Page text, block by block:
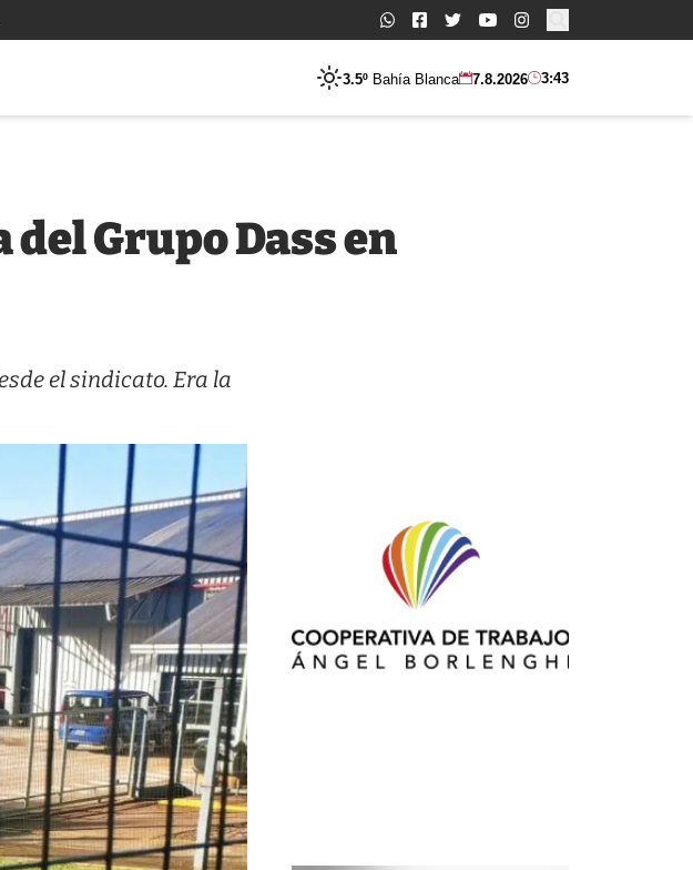
Buscar:
3.5º Bahía Blanca 7.8.2026 3:43
Grupo Dass en
el sindicato. Era la